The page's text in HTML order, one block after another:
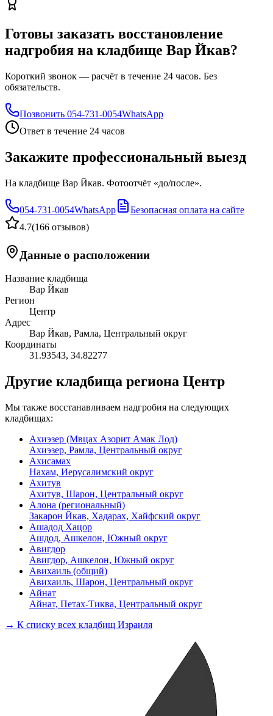
Готовы заказать восстановление
надгробия на кладбище Вар Йкав?
Короткий звонок — расчёт в течение 24 часов. Без
обязательств.
Позвонить 054-731-0054WhatsApp
Ответ в течение 24 часов
Закажите профессиональный выезд
На кладбище Вар Йкав. Фотоотчёт «до/после».
054-731-0054WhatsApp
Безопасная оплата на сайте
4.7(166 отзывов)
Данные о расположении
Название кладбища
Вар Йкав
Регион
Центр
Адрес
Вар Йкав, Рамла, Центральный округ
Координаты
31.93543, 34.82277
Другие кладбища региона Центр
Мы также восстанавливаем надгробия на следующих
кладбищах:
Ахиэзер (Мвцах Азорит Амак Лод)
Ахиэзер, Рамла, Центральный округ
Ахисамах
Нахам, Иерусалимский округ
Ахитув
Ахитув, Шарон, Центральный округ
Алона (региональный)
Закарон Йкав, Хадарах, Хайфский округ
Ашадод Хацор
Ашдод, Ашкелон, Южный округ
Авигдор
Авигдор, Ашкелон, Южный округ
Авихаиль (общий)
Авихаиль, Шарон, Центральный округ
Айнат
Айнат, Петах-Тиква, Центральный округ
→ К списку всех кладбищ Израиля